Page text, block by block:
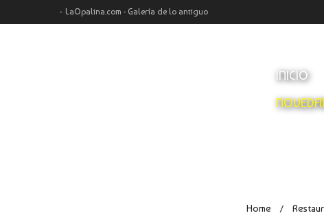
LaOpalina.com - Galería de lo antiguo
INICIO
Home /